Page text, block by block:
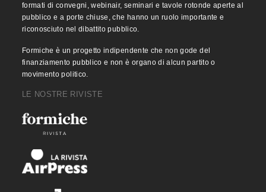
formati di convegni, webinair, seminari e tavole rotonde aperte al
pubblico e a porte chiuse, che hanno un ruolo importante e
riconosciuto nel dibattito pubblico.
Formiche è un progetto indipendente che non gode del
finanziamento pubblico e non è organo di alcun partito o
movimento politico.
LE NOSTRE RIVISTE